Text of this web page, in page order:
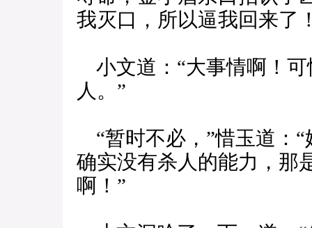
我灭口，所以逼我回来了
小文道：“大事情啊！
人。”
“暂时不必，”惜玉道：
确实没有杀人的能力，那
啊！”